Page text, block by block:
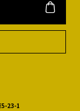
5-23-1